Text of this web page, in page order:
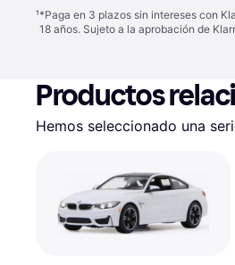
¹*Paga en 3 plazos sin intereses con
18 años. Sujeto a la aprobación de
Productos
Hemos seleccionado una